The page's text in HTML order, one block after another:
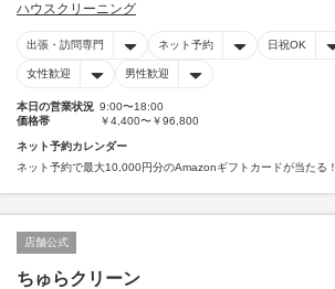
ハウスクリーニング
出張・訪問専門 ネット予約 日祝OK
女性歓迎 男性歓迎
本日の営業状況 9:00〜18:00
価格帯
￥4,400〜￥96,800
ネット予約カレンダー
ネット予約で最大10,000円分のAmazonギフトカードが当たる！
店舗公式
ちゅらクリーン